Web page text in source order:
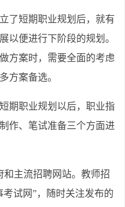
了短期职业规划后，就有
以便进行下阶段的规划。
方案时，需要全面的考虑
方案备选。
期职业规划以后，职业指
作、笔试准备三个方面进
和主流招聘网站。教师招
试网”，随时关注发布的